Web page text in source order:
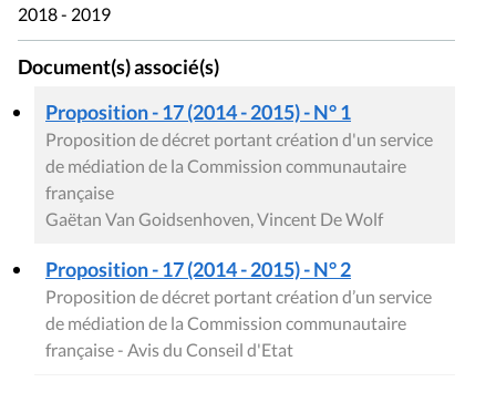
2018 - 2019
Document(s) associé(s)
Proposition - 17 (2014 - 2015) - N° 1
Proposition de décret portant création d'un service
de médiation de la Commission communautaire
française
Gaëtan Van Goidsenhoven, Vincent De Wolf
Proposition - 17 (2014 - 2015) - N° 2
Proposition de décret portant création d’un service
de médiation de la Commission communautaire
française - Avis du Conseil d'Etat